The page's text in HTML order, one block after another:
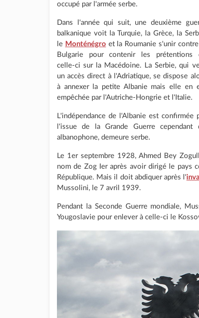
occupé par l'armée serbe.
Dans l'année qui suit, une deuxième
balkanique voit la Turquie, la Grèce, la
le Monténégro et la Roumanie s'unir
Bulgarie pour contenir les prétentions
celle-ci sur la Macédoine. La Serbie, qui
un accès direct à l'Adriatique, se dispose
à annexer la petite Albanie mais elle en
empêchée par l'Autriche-Hongrie et l'Italie.
L'indépendance de l'Albanie est
l'issue de la Grande Guerre
albanophone, demeure serbe.
Le 1er septembre 1928, Ahmed Bey
nom de Zog Ier après avoir dirigé le pays
République. Mais il doit abdiquer après l'
Mussolini, le 7 avril 1939.
Pendant la Seconde Guerre mondiale,
Yougoslavie pour enlever à celle-ci le